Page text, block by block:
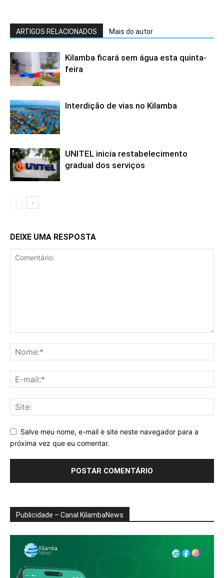
ARTIGOS RELACIONADOS Mais do autor
Kilamba ficará sem água esta quinta-
feira
Interdição de vias no Kilamba
UNITEL inicia restabelecimento
gradual dos serviços
DEIXE UMA RESPOSTA
Salve meu nome, e-mail e site neste navegador para a
próxima vez que eu comentar.
Publicidade – Canal KilambaNews